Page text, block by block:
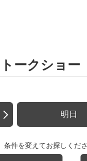
ークショー
明日
件を変えてお探しくださ